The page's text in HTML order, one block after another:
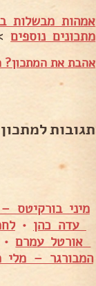
אמהות מבשלות
מתכונים נוספים
אהבת את המתכון?
תגובות
מיני בורקיטס
עדה כהן •
אורטל עמרם•
המבורגר – מלי